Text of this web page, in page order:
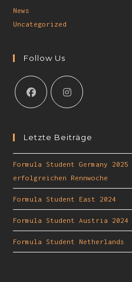
News
Uncategorized
Follow Us
Letzte Beiträge
Formula Student Germany
erfolgreichen Rennwoche
Formula Student East 2024
Formula Student Austria 2024
Formula Student Netherlands